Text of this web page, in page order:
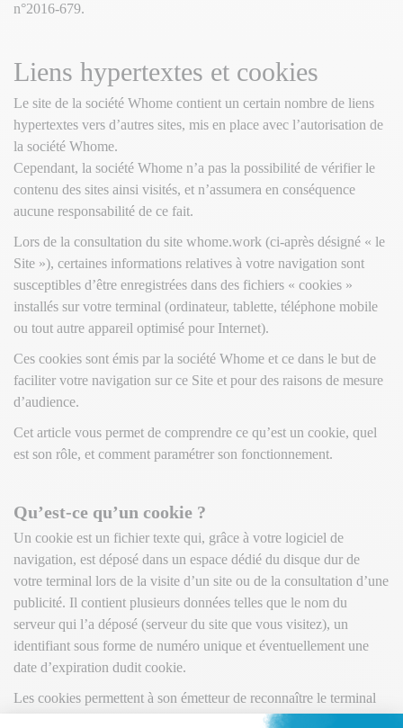
n°2016-679.
Liens hypertextes et cookies
Le site de la société Whome contient un certain nombre de liens
hypertextes vers d’autres sites, mis en place avec l’autorisation de
la société Whome.
Cependant, la société Whome n’a pas la possibilité de vérifier le
contenu des sites ainsi visités, et n’assumera en conséquence
aucune responsabilité de ce fait.
Lors de la consultation du site whome.work (ci-après désigné « le
Site »), certaines informations relatives à votre navigation sont
susceptibles d’être enregistrées dans des fichiers « cookies »
installés sur votre terminal (ordinateur, tablette, téléphone mobile
ou tout autre appareil optimisé pour Internet).
Ces cookies sont émis par la société Whome et ce dans le but de
faciliter votre navigation sur ce Site et pour des raisons de mesure
d’audience.
Cet article vous permet de comprendre ce qu’est un cookie, quel
est son rôle, et comment paramétrer son fonctionnement.
Qu’est-ce qu’un cookie ?
Un cookie est un fichier texte qui, grâce à votre logiciel de
navigation, est déposé dans un espace dédié du disque dur de
votre terminal lors de la visite d’un site ou de la consultation d’une
publicité. Il contient plusieurs données telles que le nom du
serveur qui l’a déposé (serveur du site que vous visitez), un
identifiant sous forme de numéro unique et éventuellement une
date d’expiration dudit cookie.
Les cookies permettent à son émetteur de reconnaître le terminal
de l’utilisateur auprès de qui il est enregistré et de collecter des